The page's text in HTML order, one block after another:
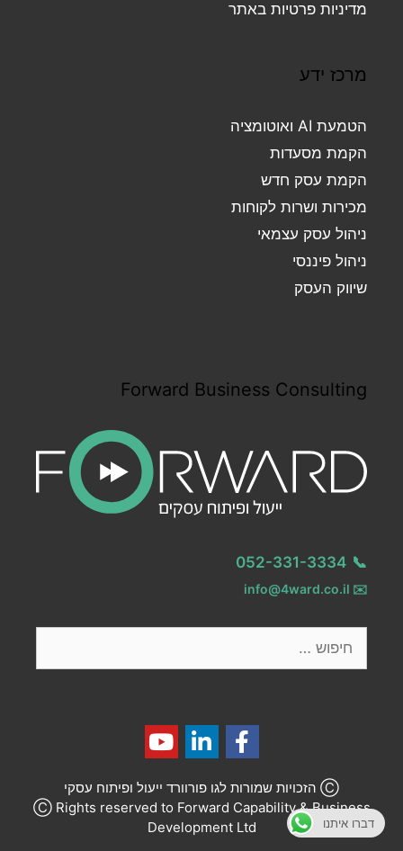
מדיניות פרטיות באתר
מרכז ידע
הטמעת AI ואוטומציה
הקמת מסעדות
הקמת עסק חדש
מכירות ושרות לקוחות
ניהול עסק עצמאי
ניהול פיננסי
שיווק העסק
Forward Business Consulting
📞
052-331-3334
✉️
info@4ward.co.il
Ⓒ הזכויות שמורות לגו פורוורד ייעול ופיתוח עסקי
Ⓒ Rights reserved to Forward Capability & Business
Development Ltd
דברו איתנו